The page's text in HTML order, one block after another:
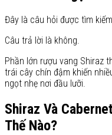
Đây là câu hỏi được tìm
Câu trả lời là không.
Phần lớn rượu vang Shiraz
trái cây chín đậm khiến
ngọt nhẹ nơi đầu lưỡi.
Shiraz Và
Thế Nào?